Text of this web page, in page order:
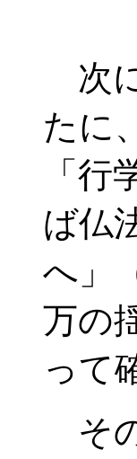
次
たに
「
ば仏
へ」
万の
って
そ